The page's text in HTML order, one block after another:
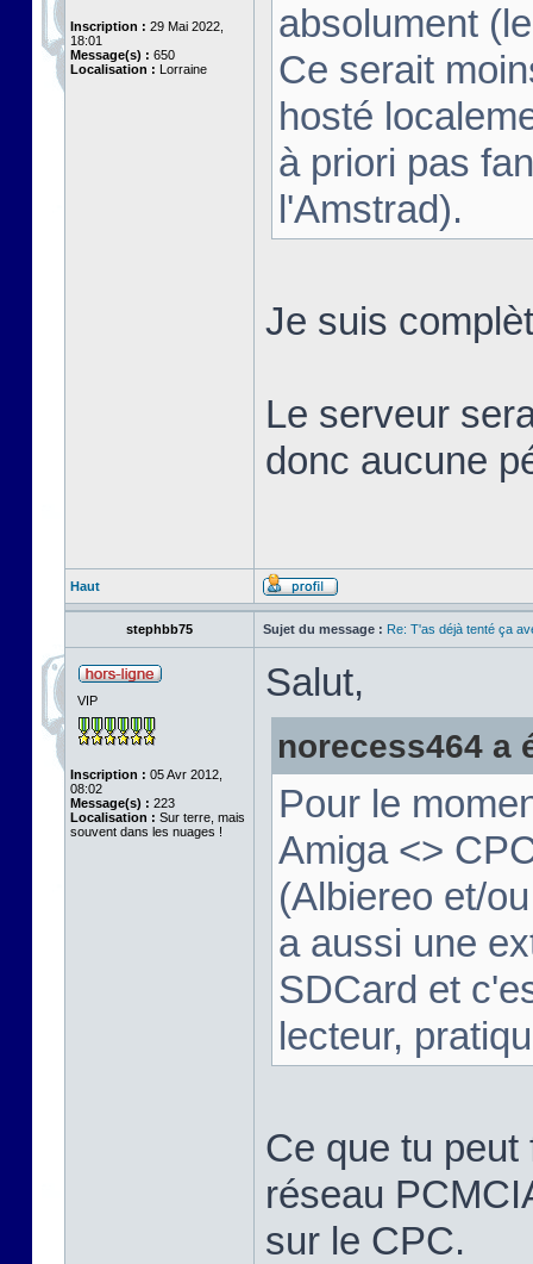
Inscription : 29 Mai 2022,
18:01
Message(s) : 650
Localisation : Lorraine
absolument
Ce serait
hosté
à priori pas
l'Amstrad).
Je suis
Le serveur
donc aucune
Haut
stephbb75 Sujet du message : Re: T'as déjà tenté ça
VIP
Inscription : 05 Avr 2012,
08:02
Message(s) : 223
Localisation : Sur terre, mais
souvent dans les nuages !
Salut,
norecess464 a
Pour le
Amiga <>
(Albiereo et/
a aussi une
SDCard et
lecteur,
Ce que tu
réseau
sur le CPC.